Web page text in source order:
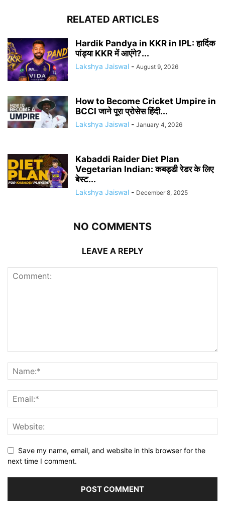
RELATED ARTICLES
Hardik Pandya in KKR in IPL: हार्दिक
पांड्या KKR में आएंगे?...
Lakshya Jaiswal - August 9, 2026
How to Become Cricket Umpire in
BCCI जाने पूरा प्रोसेस हिंदी...
Lakshya Jaiswal - January 4, 2026
Kabaddi Raider Diet Plan
Vegetarian Indian: कबड्डी रेडर के लिए
बेस्ट...
Lakshya Jaiswal - December 8, 2025
NO COMMENTS
LEAVE A REPLY
Save my name, email, and website in this browser for the
next time I comment.